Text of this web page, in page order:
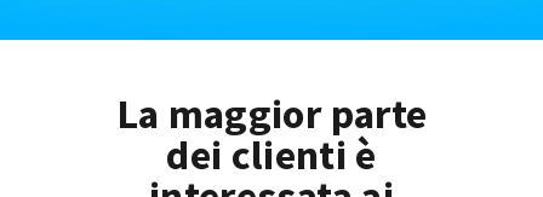
La maggior parte
dei clienti è